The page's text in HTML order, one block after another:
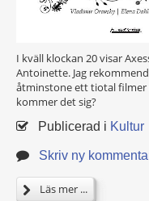
I kväll klockan 20 visar
Antoinette. Jag
åtminstone ett tiotal filmer
kommer det sig?
Publicerad i Kultur
Skriv ny
Läs mer ...